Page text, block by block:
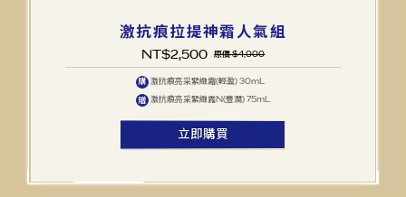
激抗痕拉提神霜人氣組
NT$2,500 原價 $4,000
購 激抗痕亮采緊緻霜(輕盈) 30mL
贈 激抗痕亮采緊緻露N(豐潤) 75mL
立即購買